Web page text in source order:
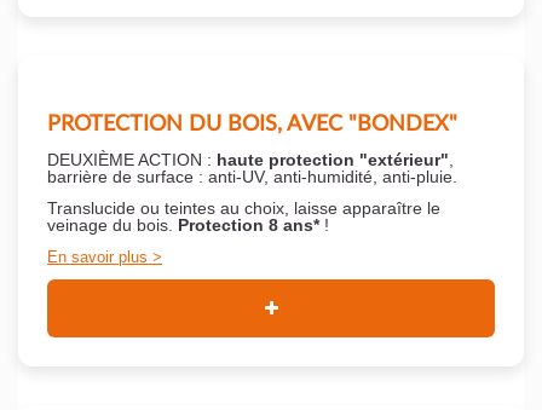
PROTECTION DU BOIS, AVEC "BONDEX"
DEUXIÈME ACTION : haute protection "extérieur"
barrière de surface : anti-UV, anti-humidité, anti-pluie.
Translucide ou teintes au choix, laisse apparaître le
veinage du bois. Protection 8 ans*!
En savoir plus